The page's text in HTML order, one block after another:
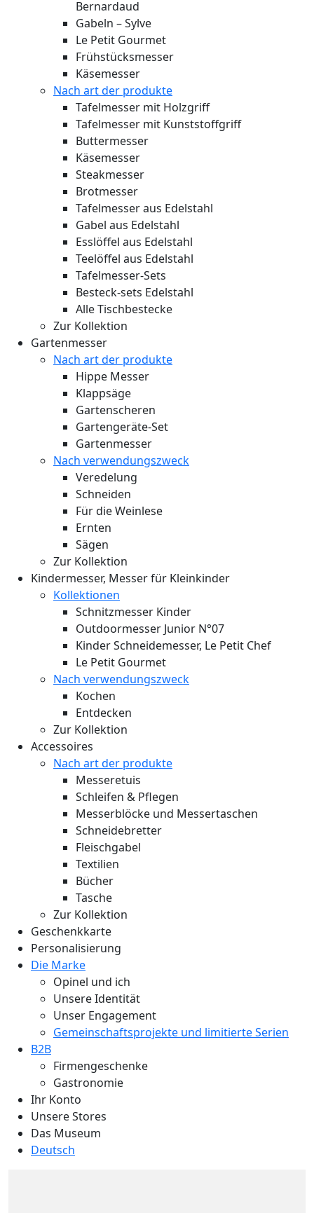
Bernardaud
Gabeln – Sylve
Le Petit Gourmet
Frühstücksmesser
Käsemesser
Nach art der produkte
Tafelmesser mit Holzgriff
Tafelmesser mit Kunststoffgriff
Buttermesser
Käsemesser
Steakmesser
Brotmesser
Tafelmesser aus Edelstahl
Gabel aus Edelstahl
Esslöffel aus Edelstahl
Teelöffel aus Edelstahl
Tafelmesser-Sets
Besteck-sets Edelstahl
Alle Tischbestecke
Zur Kollektion
Gartenmesser
Nach art der produkte
Hippe Messer
Klappsäge
Gartenscheren
Gartengeräte-Set
Gartenmesser
Nach verwendungszweck
Veredelung
Schneiden
Für die Weinlese
Ernten
Sägen
Zur Kollektion
Kindermesser, Messer für Kleinkinder
Kollektionen
Schnitzmesser Kinder
Outdoormesser Junior N°07
Kinder Schneidemesser, Le Petit Chef
Le Petit Gourmet
Nach verwendungszweck
Kochen
Entdecken
Zur Kollektion
Accessoires
Nach art der produkte
Messeretuis
Schleifen & Pflegen
Messerblöcke und Messertaschen
Schneidebretter
Fleischgabel
Textilien
Bücher
Tasche
Zur Kollektion
Geschenkkarte
Personalisierung
Die Marke
Opinel und ich
Unsere Identität
Unser Engagement
Gemeinschaftsprojekte und limitierte Serien
B2B
Firmengeschenke
Gastronomie
Ihr Konto
Unsere Stores
Das Museum
Deutsch